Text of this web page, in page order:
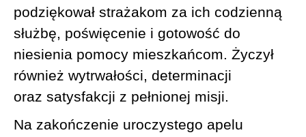
podziękował strażakom za ich codzienną
służbę, poświęcenie i gotowość do
niesienia pomocy mieszkańcom. Życzył
również wytrwałości, determinacji
oraz satysfakcji z pełnionej misji.
Na zakończenie uroczystego apelu